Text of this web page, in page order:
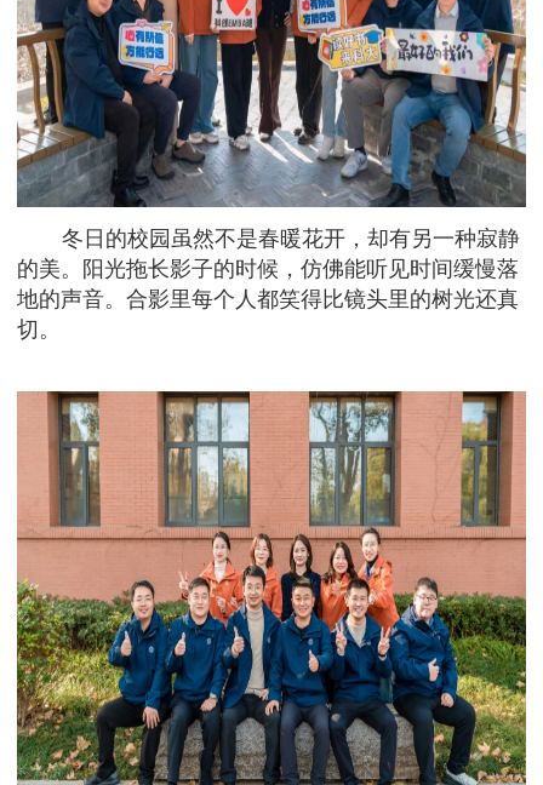
冬日的校园虽然不是春暖花开，却有另一种寂静
的美。阳光拖长影子的时候，仿佛能听见时间缓慢落
地的声音。合影里每个人都笑得比镜头里的树光还真
切。